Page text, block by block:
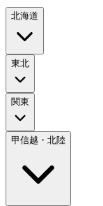
北海道
東北
関東
甲信越・北陸